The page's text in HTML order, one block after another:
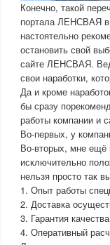
Конечно, такой
портала ЛЕНСВАЯ в
настоятельно
остановить свой
сайте ЛЕНСВАЯ.
свои наработки,
Да и кроме
бы сразу
работы компании и
Во-первых, у
Во-вторых, мне ещё
исключительно
нельзя просто так
1. Опыт работы
2. Доставка
3. Гарантия
4. Оперативный